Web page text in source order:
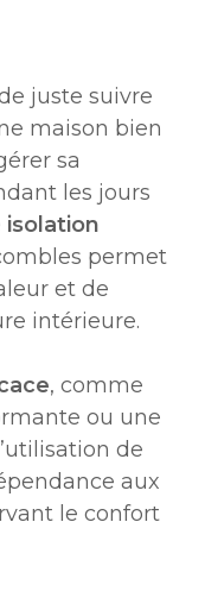
juste suivre
maison bien
sa
les jours
isolation
permet
et de
intérieure.
, comme
ou une
de
aux
le confort